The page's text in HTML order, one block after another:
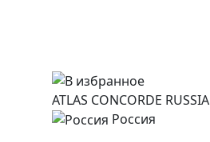
ATLAS CONCORDE RUSSIA
Россия